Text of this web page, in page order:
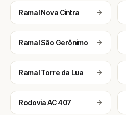
Ramal Nova Cintra
Ramal São Gerônimo
Ramal Torre da Lua
Rodovia AC 407